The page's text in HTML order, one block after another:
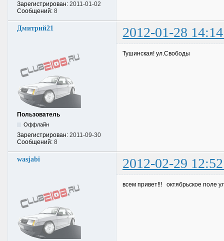
Зарегистрирован: 2011-01-02
Сообщений: 8
Дмитрий21 2012-01-28
Пользователь
Оффлайн
Зарегистрирован: 2011-09-30
Сообщений: 8
Тушинская! ул.Свободы
wasjabi 2012-02-29
всем привет!!! октябрьское поле